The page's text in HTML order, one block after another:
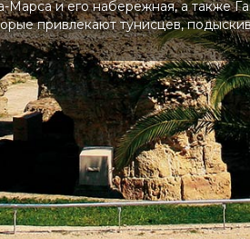
Марса и его набережная, а также
привлекают тунисцев,